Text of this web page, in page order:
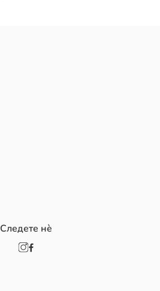
Следете нè